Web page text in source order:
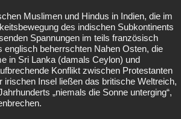
Muslimen und Hindus in Indien, die im
des indischen Subkontinents
Spannungen im teils französisch
englisch beherrschten Nahen Osten, die
in Sri Lanka (damals Ceylon) und
Konflikt zwischen Protestanten
irischen Insel ließen das britische Weltreich,
„niemals die Sonne unterging“,